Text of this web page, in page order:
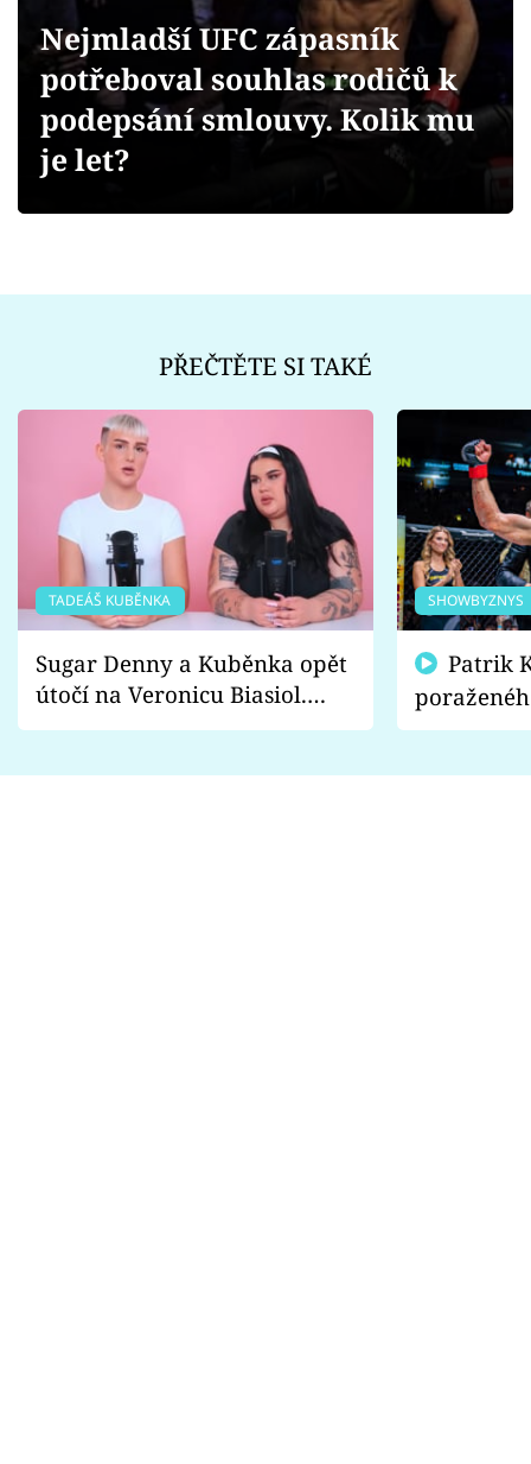
Videa
Sledujte prima+
Nejmladší UFC zápasník
potřeboval souhlas rodičů k
podepsání smlouvy. Kolik mu
je let?
PŘEČTĚTE SI TAKÉ
TADEÁŠ KUBĚNKA
Sugar Denny a Kuběnka opět
útočí na Veronicu Biasiol.
Proč je podle nich falešná a
SHOWBYZNYS
fanoušci